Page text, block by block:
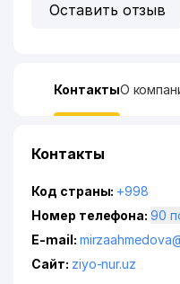
Оставить отзыв
КонтактыО
Контакты
Код страны: +998
Номер телефона:
E-mail:
Сайт: ziyo-nur.uz